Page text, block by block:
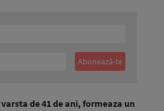
de 41 de ani, formeaza un